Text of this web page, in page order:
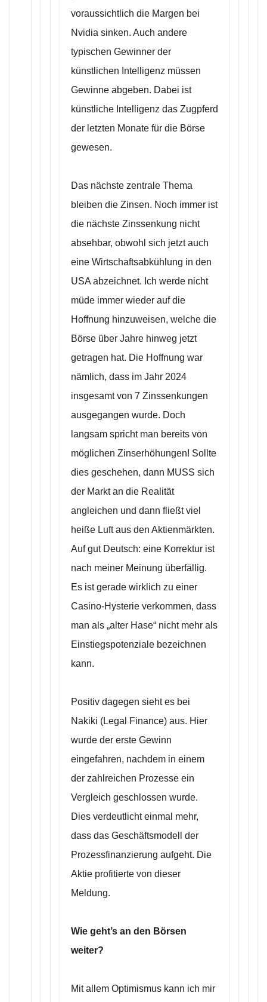
voraussichtlich die Margen bei
Nvidia sinken. Auch andere
typischen Gewinner der
künstlichen Intelligenz müssen
Gewinne abgeben. Dabei ist
künstliche Intelligenz das Zugpferd
der letzten Monate für die Börse
gewesen.
Das nächste zentrale Thema
bleiben die Zinsen. Noch immer ist
die nächste Zinssenkung nicht
absehbar, obwohl sich jetzt auch
eine Wirtschaftsabkühlung in den
USA abzeichnet. Ich werde nicht
müde immer wieder auf die
Hoffnung hinzuweisen, welche die
Börse über Jahre hinweg jetzt
getragen hat. Die Hoffnung war
nämlich, dass im Jahr 2024
insgesamt von 7 Zinssenkungen
ausgegangen wurde. Doch
langsam spricht man bereits von
möglichen Zinserhöhungen! Sollte
dies geschehen, dann MUSS sich
der Markt an die Realität
angleichen und dann fließt viel
heiße Luft aus den Aktienmärkten.
Auf gut Deutsch: eine Korrektur ist
nach meiner Meinung überfällig.
Es ist gerade wirklich zu einer
Casino-Hysterie verkommen, dass
man als „alter Hase“ nicht mehr als
Einstiegspotenziale bezeichnen
kann.
Positiv dagegen sieht es bei
Nakiki (Legal Finance) aus. Hier
wurde der erste Gewinn
eingefahren, nachdem in einem
der zahlreichen Prozesse ein
Vergleich geschlossen wurde.
Dies verdeutlicht einmal mehr,
dass das Geschäftsmodell der
Prozessfinanzierung aufgeht. Die
Aktie profitierte von dieser
Meldung.
Wie geht’s an den Börsen
weiter?
Mit allem Optimismus kann ich mir